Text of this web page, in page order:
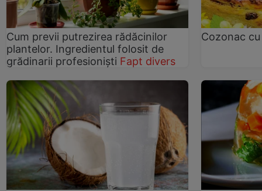
Cum previi putrezirea rădăcinilor
plantelor. Ingredientul folosit de
grădinarii profesioniști Fapt divers
Cozonac